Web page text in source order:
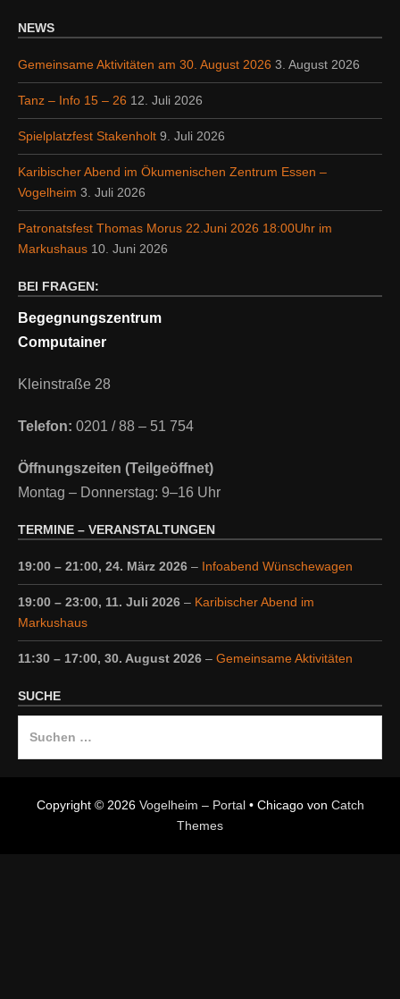
NEWS
Gemeinsame Aktivitäten am 30. August 2026 3. August 2026
Tanz – Info 15 – 26 12. Juli 2026
Spielplatzfest Stakenholt 9. Juli 2026
Karibischer Abend im Ökumenischen Zentrum Essen –
Vogelheim 3. Juli 2026
Patronatsfest Thomas Morus 22.Juni 2026 18:00Uhr im
Markushaus 10. Juni 2026
BEI FRAGEN:
Begegnungszentrum
Computainer
Kleinstraße 28
Telefon: 0201 / 88 – 51 754
Öffnungszeiten (Teilgeöffnet)
Montag – Donnerstag: 9–16 Uhr
TERMINE – VERANSTALTUNGEN
19:00 – 21:00, 24. März 2026 – Infoabend Wünschewagen
19:00 – 23:00, 11. Juli 2026 – Karibischer Abend im
Markushaus
11:30 – 17:00, 30. August 2026 – Gemeinsame Aktivitäten
SUCHE
Copyright © 2026 Vogelheim – Portal• Chicago von Catch
Themes